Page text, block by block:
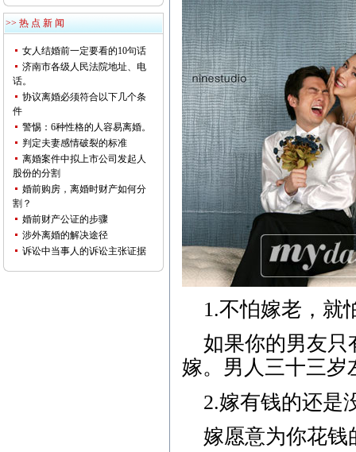
>> 热 点 新 闻
女人结婚前一定要看的10句话
济南市各级人民法院地址、电
话。
协议离婚必须符合以下几个条
件
警惕：6种性格的人容易离婚。
判定夫妻感情破裂的标准
离婚案件中拟上市公司发起人
股份的分割
婚前购房，离婚时财产如何分
割？
婚前财产公证的步骤
涉外离婚的解决途径
诉讼中当事人的诉讼主张证据
1.不怕嫁老，就
如果你的男友只
嫁。男人三十三
2.嫁有钱的还是
嫁愿意为你花钱